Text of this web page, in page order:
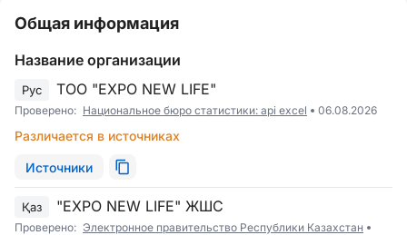
Общая информация
Название организации
Рус ТОО "EXPO NEW LIFE"
Проверено: Национальное бюро статистики: api excel 06.08.2026
Различается в источниках
Источники
Қаз "EXPO NEW LIFE" ЖШС
Проверено: Электронное правительство Республики Казахстан